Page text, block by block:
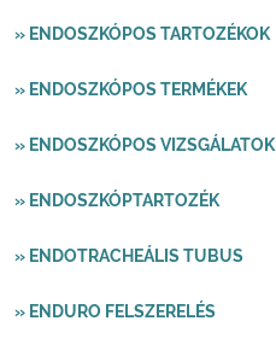
» ENDOSZKÓPOS TARTOZÉKOK
» ENDOSZKÓPOS TERMÉKEK
» ENDOSZKÓPOS VIZSGÁLATOK
» ENDOSZKÓPTARTOZÉK
» ENDOTRACHEÁLIS TUBUS
» ENDURO FELSZERELÉS